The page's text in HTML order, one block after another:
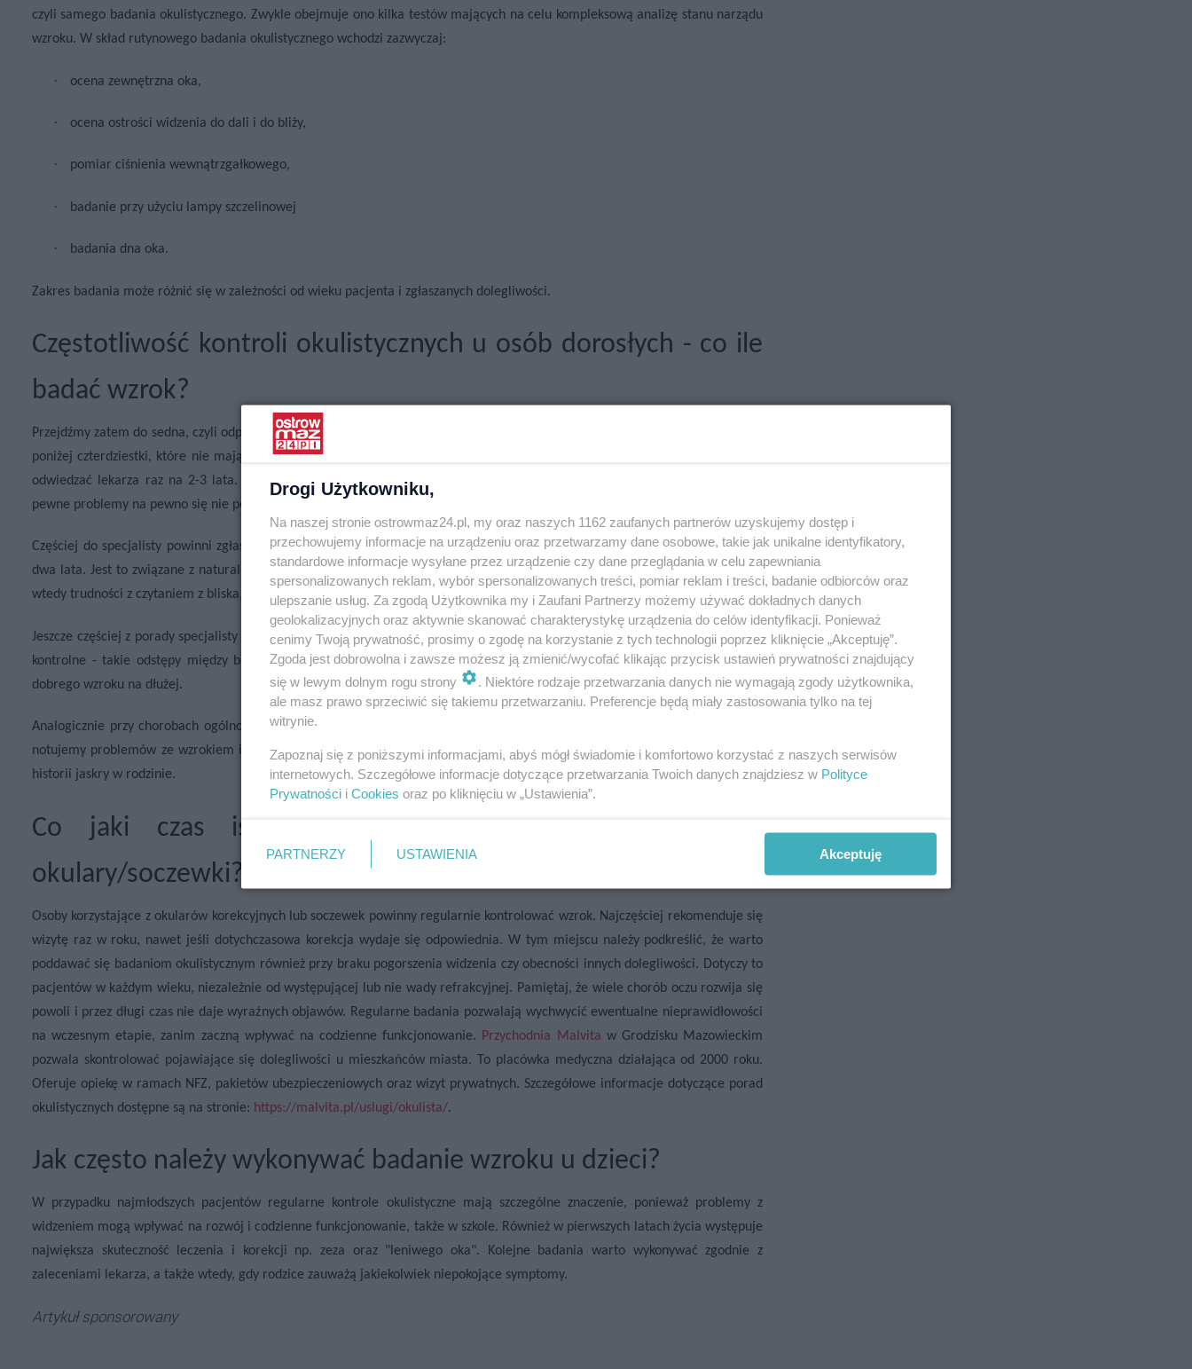
czyli samego badania okulistycznego. Zwykle obejmuje ono kilka testów mających na celu kompleksową analizę stanu narządu
wzroku. W skład rutynowego badania okulistycznego wchodzi zazwyczaj:
· ocena zewnętrzna oka,
· ocena ostrości widzenia do dali i do bliży,
· pomiar ciśnienia wewnątrzgałkowego,
· badanie przy użyciu lampy szczelinowej
· badania dna oka.
Zakres badania może różnić się w zależności od wieku pacjenta i zgłaszanych dolegliwości.
Częstotliwość kontroli okulistycznych u osób dorosłych - co ile
badać wzrok?
Przejdźmy zatem do sedna, czyli odpowiedzi na pytanie postawione w tytule: Jak często powinno chodzić się do okulisty? Osoby
poniżej czterdziestki, które nie mają zdiagnozowanych chorób oczu i nie zauważają problemów z widzeniem, mogą spokojnie
odwiedzać lekarza raz na 2-3 lata. Zwykle to wystarcza do utrzymania wzroku pod kontrolą. Nie oznacza to oczywiście, że
pewne problemy na pewno się nie pojawią, ponieważ choroby i wady wzroku mogą dotknąć ludzi w każdym wieku.
Częściej do specjalisty powinni zgłaszać się pacjenci z grupy wiekowej między czterdziestką a sześćdziesiątką - co rok lub co
dwa lata. Jest to związane z naturalnymi procesami zachodzącymi w organizmie wraz z wiekiem. U części osób pojawiają się
wtedy trudności z czytaniem z bliska, a ryzyko wystąpienia niektórych chorób oczu wzrasta.
Jeszcze częściej z porady specjalisty powinny korzystać osoby po przekroczeniu 60. W ich przypadku zaleca się coroczne wizyty
kontrolne - takie odstępy między badaniami pozwalają na precyzyjne monitorowanie stanu zdrowia oczu oraz zachowanie
dobrego wzroku na dłużej.
Analogicznie przy chorobach ogólnoustrojowych, zwłaszcza cukrzycy, wizyty u okulisty powinny być coroczne, nawet jeśli nie
notujemy problemów ze wzrokiem i widzeniem. Dotyczy to także osób z nadciśnieniem, przyjmujących leki sterydowe oraz o
historii jaskry w rodzinie.
Co jaki czas iść na badanie wzroku, jeśli nosi się
okulary/soczewki?
Osoby korzystające z okularów korekcyjnych lub soczewek powinny regularnie kontrolować wzrok. Najczęściej rekomenduje się
wizytę raz w roku, nawet jeśli dotychczasowa korekcja wydaje się odpowiednia. W tym miejscu należy podkreślić, że warto
poddawać się badaniom okulistycznym również przy braku pogorszenia widzenia czy obecności innych dolegliwości. Dotyczy to
pacjentów w każdym wieku, niezależnie od występującej lub nie wady refrakcyjnej. Pamiętaj, że wiele chorób oczu rozwija się
powoli i przez długi czas nie daje wyraźnych objawów. Regularne badania pozwalają wychwycić ewentualne nieprawidłowości
na wczesnym etapie, zanim zaczną wpływać na codzienne funkcjonowanie.
Przychodnia Malvita w Grodzisku Mazowieckim
pozwala skontrolować pojawiające się dolegliwości u mieszkańców miasta. To placówka medyczna działająca od 2000 roku.
Oferuje opiekę w ramach NFZ, pakietów ubezpieczeniowych oraz wizyt prywatnych. Szczegółowe informacje dotyczące porad
okulistycznych dostępne są na stronie: https://malvita.pl/uslugi/okulista/.
Jak często należy wykonywać badanie wzroku u dzieci?
W przypadku najmłodszych pacjentów regularne kontrole okulistyczne mają szczególne znaczenie, ponieważ problemy z
widzeniem mogą wpływać na rozwój i codzienne funkcjonowanie, także w szkole. Również w pierwszych latach życia występuje
największa skuteczność leczenia i korekcji np. zeza oraz "leniwego oka". Kolejne badania warto wykonywać zgodnie z
zaleceniami lekarza, a także wtedy, gdy rodzice zauważą jakiekolwiek niepokojące symptomy.
Artykuł sponsorowany
Drogi Użytkowniku,
Na naszej stronie ostrowmaz24.pl, my oraz naszych 1162 zaufanych partnerów uzyskujemy dostęp i
przechowujemy informacje na urządzeniu oraz przetwarzamy dane osobowe, takie jak unikalne identyfikatory,
standardowe informacje wysyłane przez urządzenie czy dane przeglądania w celu zapewniania
spersonalizowanych reklam, wybór spersonalizowanych treści, pomiar reklam i treści, badanie odbiorców oraz
ulepszanie usług. Za zgodą Użytkownika my i Zaufani Partnerzy możemy używać dokładnych danych
geolokalizacyjnych oraz aktywnie skanować charakterystykę urządzenia do celów identyfikacji. Ponieważ
cenimy Twoją prywatność, prosimy o zgodę na korzystanie z tych technologii poprzez kliknięcie „Akceptuję”.
Zgoda jest dobrowolna i zawsze możesz ją zmienić/wycofać klikając przycisk ustawień prywatności znajdujący
się w lewym dolnym rogu strony
. Niektóre rodzaje przetwarzania danych nie wymagają zgody użytkownika,
ale masz prawo sprzeciwić się takiemu przetwarzaniu. Preferencje będą miały zastosowania tylko na tej
witrynie.
Zapoznaj się z poniższymi informacjami, abyś mógł świadomie i komfortowo korzystać z naszych serwisów
internetowych. Szczegółowe informacje dotyczące przetwarzania Twoich danych znajdziesz w Polityce
Prywatności i Cookies oraz po kliknięciu w „Ustawienia”.
PARTNERZY USTAWIENIA Akceptuję